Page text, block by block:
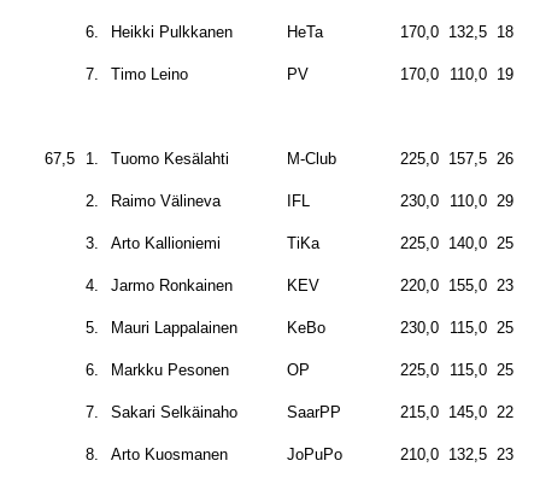
6. Heikki Pulkkanen HeTa 170,0 132,5 180,0
7. Timo Leino PV 170,0 110,0 195,0
67,5 1. Tuomo Kesälahti M-Club 225,0 157,5 260,0
2. Raimo Välineva IFL 230,0 110,0 292,5
3. Arto Kallioniemi TiKa 225,0 140,0 250,0
4. Jarmo Ronkainen KEV 220,0 155,0 230,0
5. Mauri Lappalainen KeBo 230,0 115,0 255,0
6. Markku Pesonen OP 225,0 115,0 250,0
7. Sakari Selkäinaho SaarPP 215,0 145,0 225,0
8. Arto Kuosmanen JoPuPo 210,0 132,5 230,0